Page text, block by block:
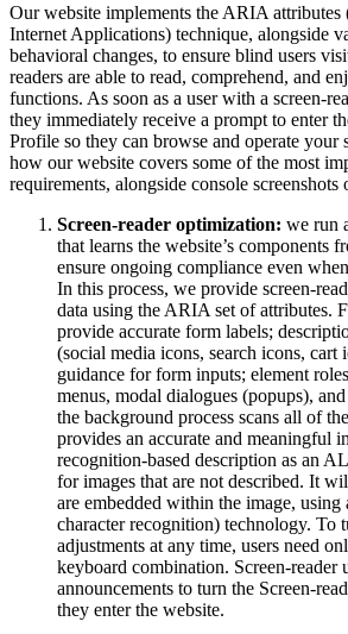
Our website implements the ARIA attributes
Internet Applications) technique, alongside
behavioral changes, to ensure blind users
readers are able to read, comprehend, and
functions. As soon as a user with a screen-
they immediately receive a prompt to enter
Profile so they can browse and operate your
how our website covers some of the most
requirements, alongside console screenshots
Screen-reader optimization: we run
that learns the website’s components
ensure ongoing compliance even
In this process, we provide screen-
data using the ARIA set of attributes.
provide accurate form labels;
(social media icons, search icons, cart
guidance for form inputs; element
menus, modal dialogues (popups),
the background process scans all of
provides an accurate and meaningful
recognition-based description as an
for images that are not described. It
are embedded within the image,
character recognition) technology. To
adjustments at any time, users need
keyboard combination. Screen-reader
announcements to turn the Screen-
they enter the website.